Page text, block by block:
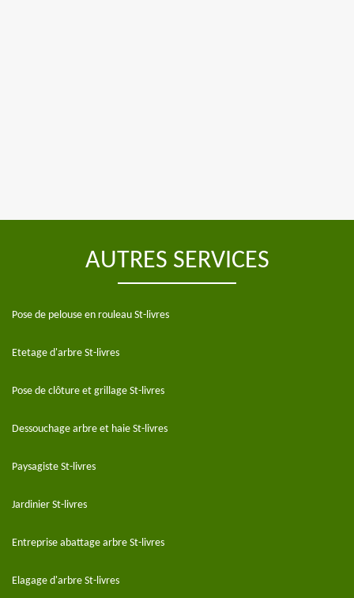
AUTRES SERVICES
Pose de pelouse en rouleau St-livres
Etetage d'arbre St-livres
Pose de clôture et grillage St-livres
Dessouchage arbre et haie St-livres
Paysagiste St-livres
Jardinier St-livres
Entreprise abattage arbre St-livres
Elagage d'arbre St-livres